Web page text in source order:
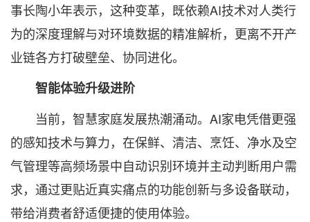
事长陶小年表示，这种变革，既依赖AI技术对人类行
为的深度理解与对环境数据的精准解析，更离不开产
业链各方打破壁垒、协同进化。
智能体验升级进阶
当前，智慧家庭发展热潮涌动。AI家电凭借更强
的感知技术与算力，在保鲜、清洁、烹饪、净水及空
气管理等高频场景中自动识别环境并主动判断用户需
求，通过更贴近真实痛点的功能创新与多设备联动，
带给消费者舒适便捷的使用体验。